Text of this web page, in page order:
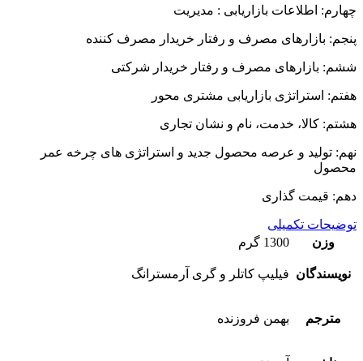
چهارم: اطلاعات بازاریابی : مدیریت
پنجم: بازارهای مصرف و رفتار خریدار مصرف کننده
ششم: بازارهای مصرف و رفتار خریدار شرکتی
هفتم: استراتژی بازاریابی مشتری محور
هشتم: کالا، خدمت، نام و نشان تجاری
نهم: تولید و عرصه محصول جدید و استراتژی های چرخه عمر
محصول
دهم: قیمت گذاری
توضیحات تکمیلی
وزن
1300 گرم
نویسندگان فيليپ كاتلر و گری آرمسترانگ
مترجم بهمن فروزنده